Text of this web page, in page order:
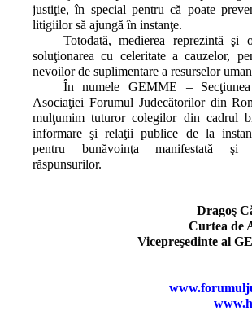
justiţie, în special pentru că poate
litigiilor să ajungă în instanţe.
Totodată, medierea reprezintă şi
soluţionarea cu celeritate a cauzelor,
nevoilor de suplimentare a resurselor
În numele GEMME –
Asociaţiei Forumul Judecătorilor din
mulţumim tuturor colegilor din cadrul
informare şi relaţii publice de la
pentru bunăvoinţa manifestată şi
răspunsurilor.
Dragoş
Curtea de
Vicepreşedinte al